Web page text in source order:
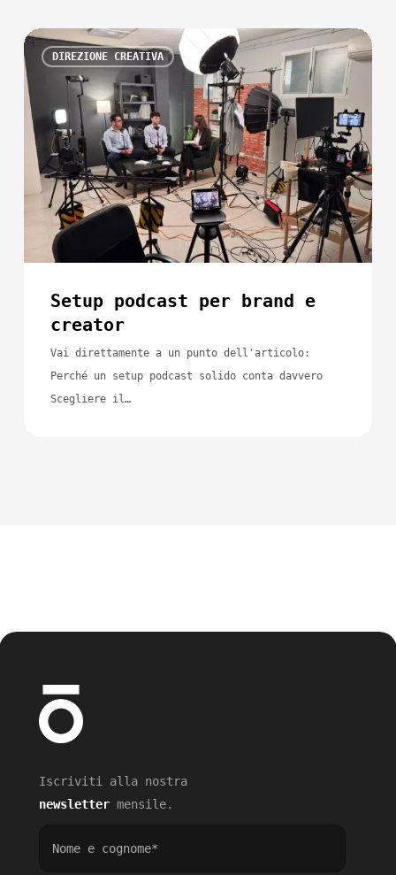
DIREZIONE CREATIVA
Setup
podcast
per
brand
creator
Setup podcast per brand e
creator
Vai direttamente a un punto dell'articolo:
Perché un setup podcast solido conta davvero
Scegliere il…
Iscriviti alla nostra
newslettermensile.